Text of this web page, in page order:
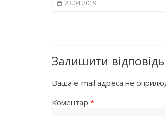
23.04.2019
Залишити відповідь
Ваша e-mail адреса не
Коментар *